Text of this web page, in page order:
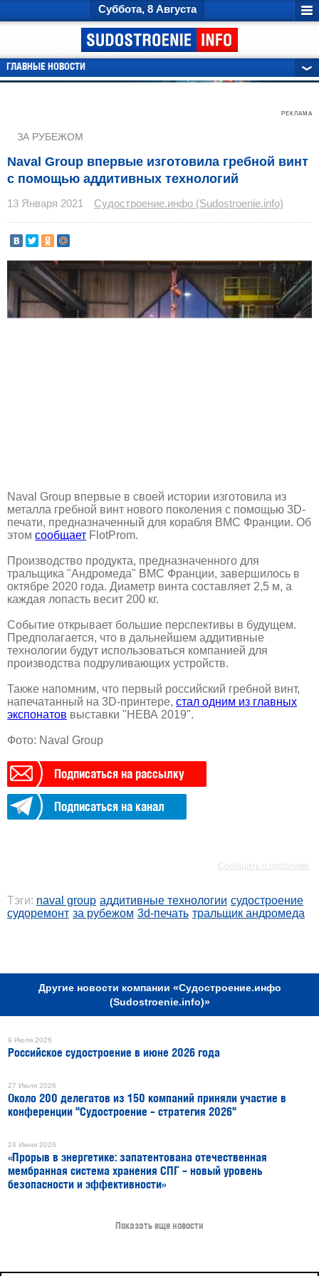
Суббота, 8 Августа
ГЛАВНЫЕ НОВОСТИ
РЕКЛАМА
ЗА РУБЕЖОМ
Naval Group впервые изготовила гребной винт
с помощью аддитивных технологий
13 Января 2021 Судостроение.инфо (Sudostroenie.info)
Naval Group впервые в своей истории изготовила из
металла гребной винт нового поколения с помощью 3D-
печати, предназначенный для корабля ВМС Франции. Об
этом сообщает FlotProm.
Производство продукта, предназначенного для
тральщика "Андромеда" ВМС Франции, завершилось в
октябре 2020 года. Диаметр винта составляет 2,5 м, а
каждая лопасть весит 200 кг.
Событие открывает большие перспективы в будущем.
Предполагается, что в дальнейшем аддитивные
технологии будут использоваться компанией для
производства подруливающих устройств.
Также напомним, что первый российский гребной винт,
напечатанный на 3D-принтере, стал одним из главных
экспонатов выставки "НЕВА 2019".
Фото: Naval Group
Подписаться на рассылку
Подписаться на канал
Сообщить о проблеме
Тэги: naval group аддитивные технологии судостроение
судоремонт за рубежом 3d-печать тральщик андромеда
Другие новости компании «Судостроение.инфо
(Sudostroenie.info)»
9 Июля 2026
Российское судостроение в июне 2026 года
27 Июля 2026
Около 200 делегатов из 150 компаний приняли участие в
конференции "Судостроение – стратегия 2026"
24 Июня 2026
«Прорыв в энергетике: запатентована отечественная
мембранная система хранения СПГ – новый уровень
безопасности и эффективности»
Показать еще новости